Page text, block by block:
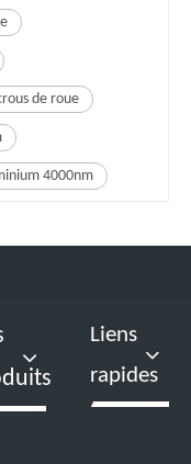
de roue
4000nm
Liens
rapides